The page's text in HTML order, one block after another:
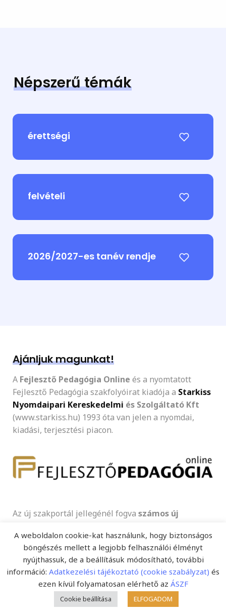
Népszerű témák
érettségi
felvételi
2026/2027-es tanév rendje
Ajánljuk magunkat!
A Fejlesztő Pedagógia Online és a nyomtatott
Fejlesztő Pedagógia szakfolyóirat kiadója a Starkiss
Nyomdaipari Kereskedelmi és Szolgáltató Kft
(www.starkiss.hu) 1993 óta van jelen a nyomdai,
kiadási, terjesztési piacon.
Az új szakportál jellegénél fogva számos új
kommunikációra, a megjelenésre a tanároknak,
egyetemi hallgatóknak, tanulóknak, szülőknek és
szakembereknek egyaránt a magyar oktatásügy
legkülönfélébb területeihez kapcsolódóan.
Képválogatás
A weboldalon cookie-kat használunk, hogy biztonságos
böngészés mellett a legjobb felhasználói élményt
nyújthassuk, de a beállításuk módosítható, további
információ: Adatkezelési tájékoztató (cookie szabályzat) és
ezen kívül folyamatosan elérhető az ÁSZF
Cookie beállítása ELFOGADOM